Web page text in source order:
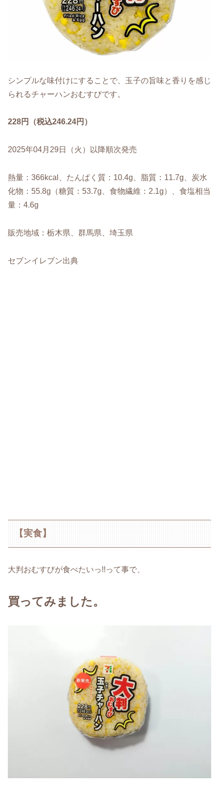
シンプルな味付けにすることで、玉子の旨味と香りを感じ
られるチャーハンおむすびです。
228円（税込246.24円）
2025年04月29日（火）以降順次発売
熱量：366kcal、たんぱく質：10.4g、脂質：11.7g、炭水
化物：55.8g（糖質：53.7g、食物繊維：2.1g）、食塩相当
量：4.6g
販売地域：栃木県、群馬県、埼玉県
セブンイレブン出典
【実食】
大判おむすびが食べたいっ!!って事で、
買ってみました。